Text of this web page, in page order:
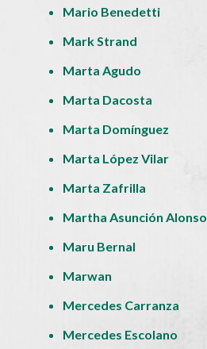
Mario Benedetti
Mark Strand
Marta Agudo
Marta Dacosta
Marta Domínguez
Marta López Vilar
Marta Zafrilla
Martha Asunción Alonso
Maru Bernal
Marwan
Mercedes Carranza
Mercedes Escolano